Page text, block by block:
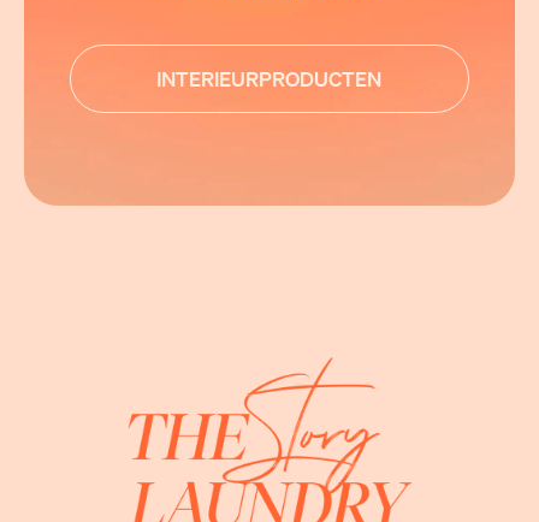
INTERIEURPRODUCTEN